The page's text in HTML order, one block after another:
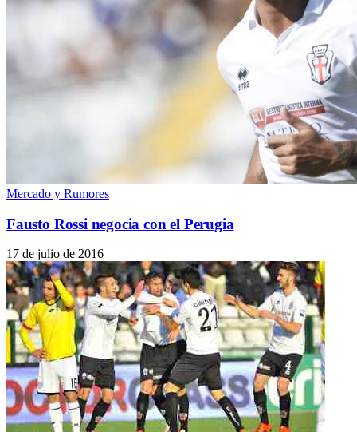
Mercado y Rumores
Fausto Rossi negocia con el Perugia
17 de julio de 2016